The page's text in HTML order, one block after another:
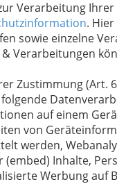
Verarbeitung
.
sowie einzelne
& Verarbeitungen
Zustimmung (Art.
auf einem
von
werden,
(embed) Inhalte,
Werbung auf
bewahren,
Ihre
-
Meine Nachricht